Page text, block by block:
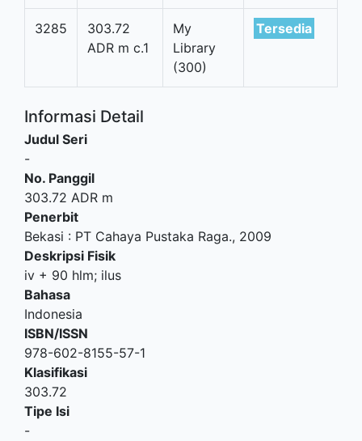
3285
303.72
ADR m c.1
My
Library
(300)
Tersedia
Informasi Detail
Judul Seri
-
No. Panggil
303.72 ADR m
Penerbit
Bekasi : PT Cahaya Pustaka Raga., 2009
Deskripsi Fisik
iv + 90 hlm; ilus
Bahasa
Indonesia
ISBN/ISSN
978-602-8155-57-1
Klasifikasi
303.72
Tipe Isi
-